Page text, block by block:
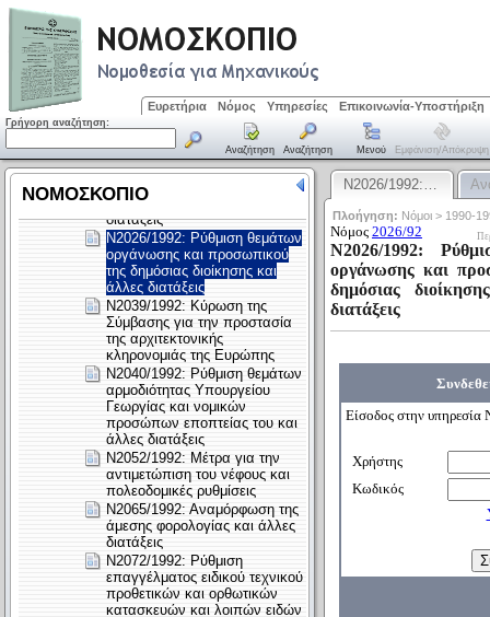
Ευρετήρια Νόμος Υπηρεσίες Επικοινωνία-Υποστήριξη
Γρήγορη αναζήτηση:
Αναζήτηση Αναζήτηση Μενού Εμφάνιση/απόκρυψη
Ν2026/1992:…